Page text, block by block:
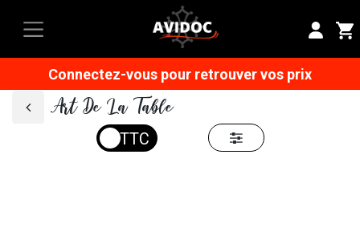
Connectez-vous pour retrouver vos prix
Art De La Table